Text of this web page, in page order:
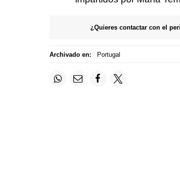
¿Quieres contactar con el
Archivado en: Portugal